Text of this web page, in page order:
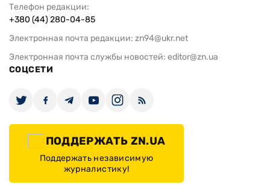
Телефон редакции:
+380 (44) 280-04-85
Электронная почта редакции: zn94@ukr.net
Электронная почта службы новостей: editor@zn.ua
СОЦСЕТИ
ПОДДЕРЖАТЬ ZN.UA
Поддержать независимую
журналистику!